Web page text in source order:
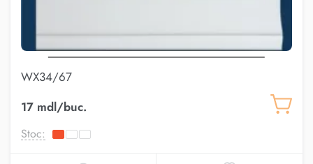
WX34/67
17 mdl/buc.
Stoc: